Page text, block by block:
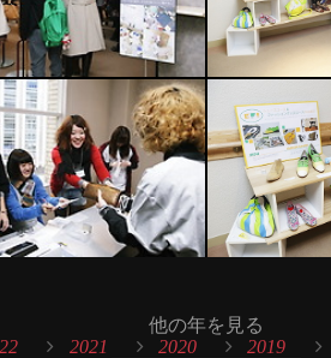
他の年を見る
2021 2020 2019